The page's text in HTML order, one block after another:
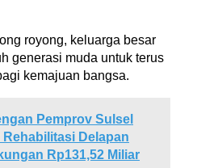
royong, keluarga besar
generasi muda untuk terus
kemajuan bangsa.
Pemprov Sulsel
Delapan
Rp131,52 Miliar